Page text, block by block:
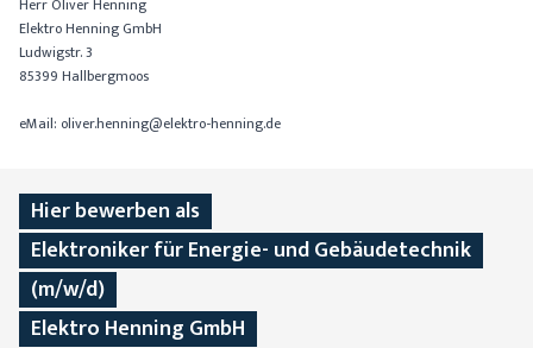
Herr Oliver Henning
Elektro Henning GmbH
Ludwigstr. 3
85399 Hallbergmoos
eMail: oliver.henning@elektro-henning.de
Hier bewerben als
Elektroniker für Energie- und Gebäudetechnik
(m/w/d)
Elektro Henning GmbH